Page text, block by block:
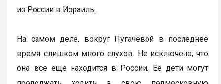
из России в Израиль.
На самом деле, вокруг Пугачевой в последнее
время слишком много слухов. Не исключено, что
она все еще находится в России. Ее дети могут